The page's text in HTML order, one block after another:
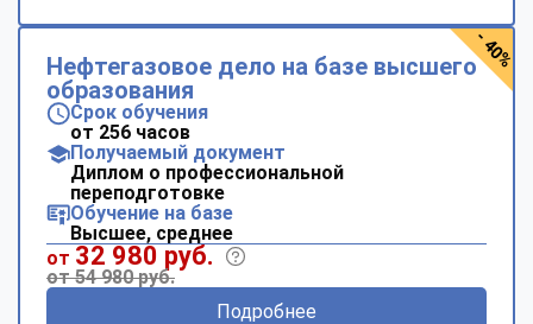
Нефтегазовое дело на базе высшего
образования
Срок обучения
от 256 часов
Получаемый документ
Диплом о профессиональной
переподготовке
Обучение на базе
Высшее, среднее
от 32 980 руб.
от 54 980 руб.
Подробнее
- 40%